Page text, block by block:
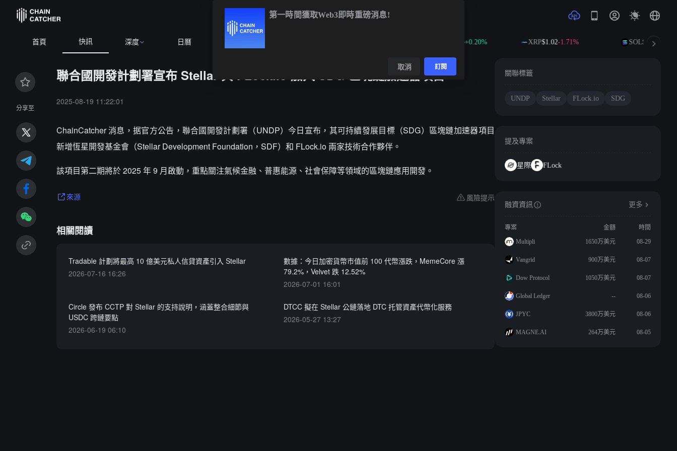
首頁 快訊 深度 日曆 +0.20% XRP$1.02-1.71% SOL$73.80
分享至
聯合國開發計劃署宣布 Stellar 與 FLock.io 加入 SDG 區塊鏈加速器項目
2025-08-19 11:22:01
ChainCatcher 消息，据官方公告，聯合國開發計劃署（UNDP）今日宣布，其可持續發展目標（SDG）區塊鏈加速器項目
新增恆星開發基金會（Stellar Development Foundation，SDF）和 FLock.io 兩家技術合作夥伴。
該項目第二期將於 2025 年 9 月啟動，重點關注氣候金融、普惠能源、社會保障等領域的區塊鏈應用開發。
來源 風險提示
相關閱讀
Tradable 計劃將最高 10 億美元私人信貸資產引入 Stellar
2026-07-16 16:26
數據：今日加密貨幣市值前 100 代幣漲跌，MemeCore 漲
79.2%，Velvet 跌 12.52%
2026-07-01 16:01
Circle 發布 CCTP 對 Stellar 的支持說明，涵蓋整合細節與
USDC 跨鏈要點
2026-06-19 06:10
DTCC 擬在 Stellar 公鏈落地 DTC 托管資產代幣化服務
2026-05-27 13:27
關聯標籤
UNDP Stellar FLock.io SDG
提及專案
星際 FLock
融資資訊 更多
專案 金額
時間
Multipli
1650万美元 08-29
Vangrid 900万美元 08-07
Dow Protocol 1050万美元 08-07
Global Ledger -- 08-06
JPYC 3800万美元 08-06
MAGNE.AI 264万美元 08-05
第一時間獲取Web3即時重磅消息!
取消 訂閱